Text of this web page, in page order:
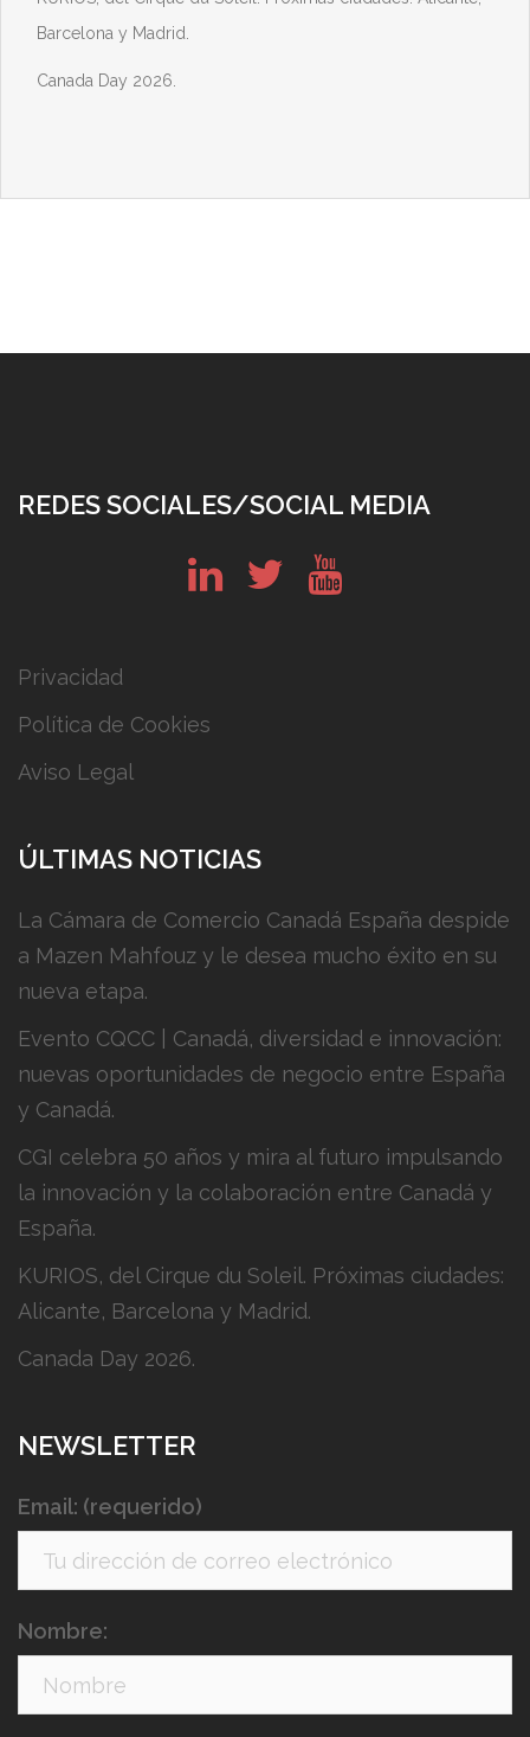
Barcelona y Madrid.
Canada Day 2026.
REDES SOCIALES/SOCIAL MEDIA
Privacidad
Política de Cookies
Aviso Legal
ÚLTIMAS NOTICIAS
La Cámara de Comercio Canadá España despide
a Mazen Mahfouz y le desea mucho éxito en su
nueva etapa.
Evento CQCC | Canadá, diversidad e innovación:
nuevas oportunidades de negocio entre España
y Canadá.
CGI celebra 50 años y mira al futuro impulsando
la innovación y la colaboración entre Canadá y
España.
KURIOS, del Cirque du Soleil. Próximas ciudades:
Alicante, Barcelona y Madrid.
Canada Day 2026.
NEWSLETTER
Email: (requerido)
Nombre: